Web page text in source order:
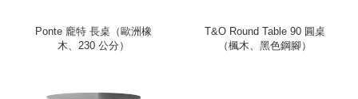
Ponte 龐特 長桌（歐洲橡
木、230 公分）
T&O Round Table 90 圓桌
（楓木、黑色鋼腳）